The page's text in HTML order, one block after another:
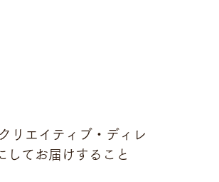
リエイティブ・ディレ
してお届けすること